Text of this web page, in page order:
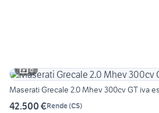
6
Maserati Grecale 2.0 Mhev 300cv GT iva
42.500 €Rende(CS)